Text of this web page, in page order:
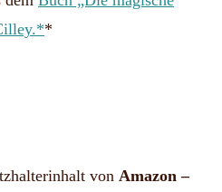
*
von Amazon –